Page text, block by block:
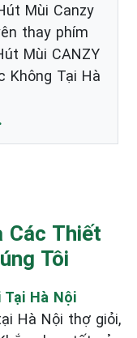
Mùi Canzy
thay phím
Mùi CANZY
Không Tại Hà
Các Thiết
Tôi
Tại Hà Nội
Hà Nội thợ giỏi,